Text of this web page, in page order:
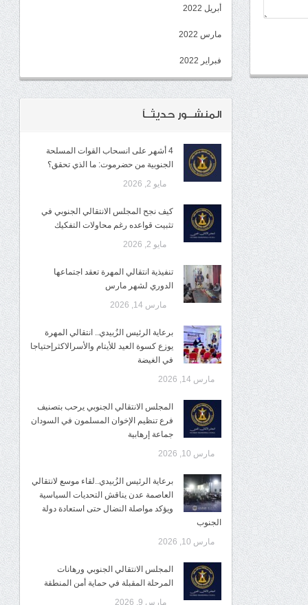
أبريل 2022
مارس 2022
فبراير 2022
المنشــور حديثــاً
4 أشهر على انسحاب القوات المسلحة
الجنوبية من حضرموت: ما الذي تحقق؟
مايو 2, 2026
كيف نجح المجلس الانتقالي الجنوبي في
تثبيت قواعده رغم محاولات التفكيك
مايو 2, 2026
تنفيذية انتقالي المهرة تعقد اجتماعها
الدوري لشهر مارس
مارس 14, 2026
برعاية الرئيس الزُبيدي.. انتقالي المهرة
يوزع كسوة العيد للأيتام والأسرالاكثرإحتياجا
في الغيضة
مارس 14, 2026
المجلس الانتقالي الجنوبي يرحب بتصنيف
فرع تنظيم الإخوان المسلمون في السودان
جماعة إرهابية
مارس 10, 2026
برعاية الرئيس الزُبيدي..لقاء موسع لانتقالي
العاصمة عدن يناقش التحديات السياسية
ويؤكد مواصلة النضال حتى استعادة دولة
الجنوب
مارس 10, 2026
المجلس الانتقالي الجنوبي ورهانات
المرحلة المقبلة في حماية أمن المنطقة
مارس 9, 2026